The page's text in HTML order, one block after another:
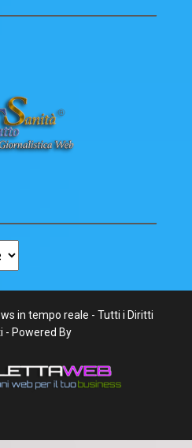
in tempo reale - Tutti i Diritti
- Powered By